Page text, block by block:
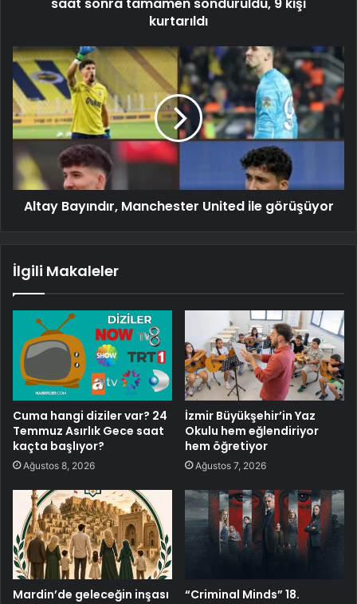
kurtarıldı
Altay Bayındır, Manchester United ile görüşüyor
İlgili Makaleler
Cuma hangi diziler var? 24
Temmuz Asırlık Gece saat
kaçta başlıyor?
Ağustos 8, 2026
İzmir Büyükşehir’in Yaz
Okulu hem eğlendiriyor
hem öğretiyor
Ağustos 7, 2026
Mardin’de geleceğin inşası
“Criminal Minds” 18.